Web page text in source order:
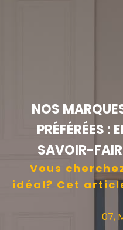
NOS
PRÉFÉRÉES :
SAVOIR-
Vous
idéal? Cet
07,